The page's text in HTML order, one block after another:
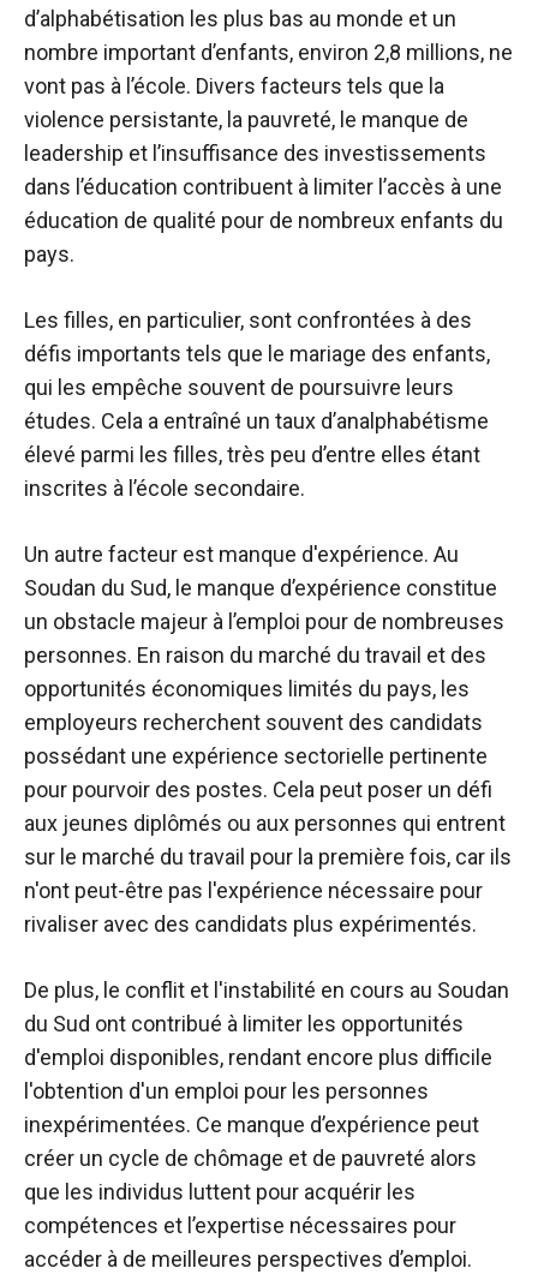
d’alphabétisation les plus bas au monde et un
nombre important d’enfants, environ 2,8 millions, ne
vont pas à l’école. Divers facteurs tels que la
violence persistante, la pauvreté, le manque de
leadership et l’insuffisance des investissements
dans l’éducation contribuent à limiter l’accès à une
éducation de qualité pour de nombreux enfants du
pays.
Les filles, en particulier, sont confrontées à des
défis importants tels que le mariage des enfants,
qui les empêche souvent de poursuivre leurs
études. Cela a entraîné un taux d’analphabétisme
élevé parmi les filles, très peu d’entre elles étant
inscrites à l’école secondaire.
Un autre facteur est manque d'expérience. Au
Soudan du Sud, le manque d’expérience constitue
un obstacle majeur à l’emploi pour de nombreuses
personnes. En raison du marché du travail et des
opportunités économiques limités du pays, les
employeurs recherchent souvent des candidats
possédant une expérience sectorielle pertinente
pour pourvoir des postes. Cela peut poser un défi
aux jeunes diplômés ou aux personnes qui entrent
sur le marché du travail pour la première fois, car ils
n'ont peut-être pas l'expérience nécessaire pour
rivaliser avec des candidats plus expérimentés.
De plus, le conflit et l'instabilité en cours au Soudan
du Sud ont contribué à limiter les opportunités
d'emploi disponibles, rendant encore plus difficile
l'obtention d'un emploi pour les personnes
inexpérimentées. Ce manque d’expérience peut
créer un cycle de chômage et de pauvreté alors
que les individus luttent pour acquérir les
compétences et l’expertise nécessaires pour
accéder à de meilleures perspectives d’emploi.